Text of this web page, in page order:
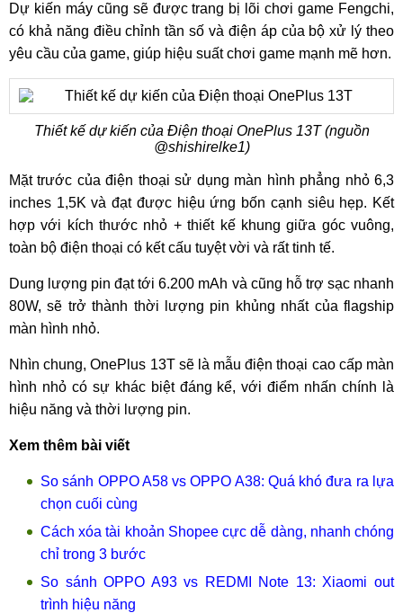
Dự kiến ​​máy cũng sẽ được trang bị lõi chơi game Fengchi,
có khả năng điều chỉnh tần số và điện áp của bộ xử lý theo
yêu cầu của game, giúp hiệu suất chơi game mạnh mẽ hơn.
Thiết kế dự kiến của Điện thoại OnePlus 13T (nguồn
@shishirelke1)
Mặt trước của điện thoại sử dụng màn hình phẳng nhỏ 6,3
inches 1,5K và đạt được hiệu ứng bốn cạnh siêu hẹp. Kết
hợp với kích thước nhỏ + thiết kế khung giữa góc vuông,
toàn bộ điện thoại có kết cấu tuyệt vời và rất tinh tế.
Dung lượng pin đạt tới 6.200 mAh và cũng hỗ trợ sạc nhanh
80W, sẽ trở thành thời lượng pin khủng nhất của flagship
màn hình nhỏ.
Nhìn chung, OnePlus 13T sẽ là mẫu điện thoại cao cấp màn
hình nhỏ có sự khác biệt đáng kể, với điểm nhấn chính là
hiệu năng và thời lượng pin.
Xem thêm bài viết
So sánh OPPO A58 vs OPPO A38: Quá khó đưa ra lựa
chọn cuối cùng
Cách xóa tài khoản Shopee cực dễ dàng, nhanh chóng
chỉ trong 3 bước
So sánh OPPO A93 vs REDMI Note 13: Xiaomi out
trình hiệu năng